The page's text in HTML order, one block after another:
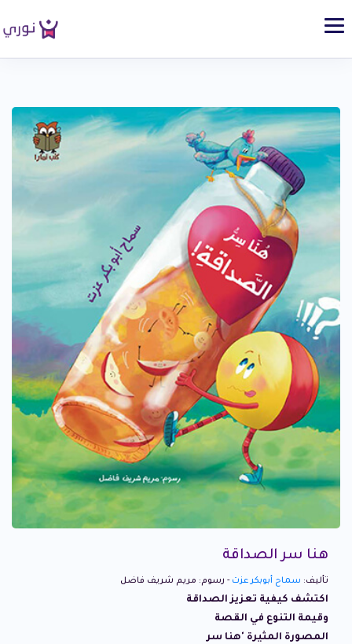
هنا سر الصداقة
تأليف: سماح أبوبكر عزت - رسوم: مريم شريف فاضل
اكتشف كيفية تعزيز الصداقة
وقيمة التنوع في القصة
المصورة المثيرة 'هنا سر